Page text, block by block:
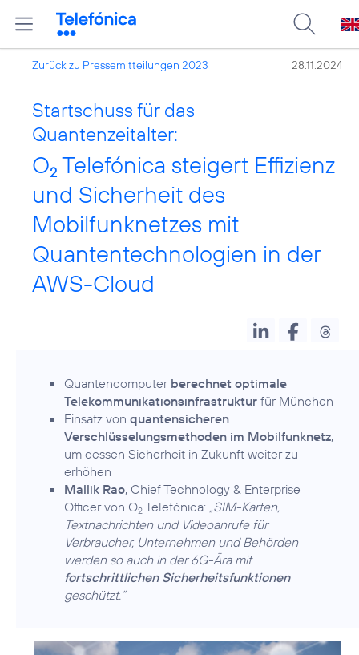
Zurück zu Pressemitteilungen 2023 28.11.2024
Startschuss für das
Quantenzeitalter:
O2 Telefónica steigert Effizienz
und Sicherheit des
Mobilfunknetzes mit
Quantentechnologien in der
AWS-Cloud
Quantencomputer berechnet optimale
Telekommunikationsinfrastruktur für München
Einsatz von quantensicheren
Verschlüsselungsmethoden im Mobilfunknetz,
um dessen Sicherheit in Zukunft weiter zu
erhöhen
Mallik Rao, Chief Technology & Enterprise
Officer von O2 Telefónica: „SIM-Karten,
Textnachrichten und Videoanrufe für
Verbraucher, Unternehmen und Behörden
werden so auch in der 6G-Ära mit
fortschrittlichen Sicherheitsfunktionen
geschützt.“